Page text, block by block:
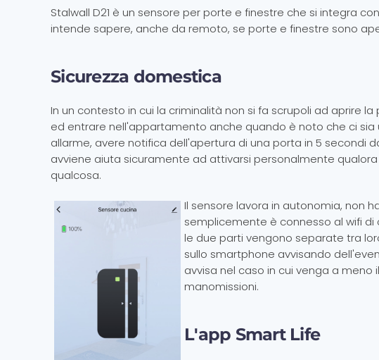
Stalwall D21 è un sensore per porte e finestre che si integra
intende sapere, anche da remoto, se porte e finestre sono
Sicurezza domestica
In un contesto in cui la criminalità non si fa scrupoli ad aprire
ed entrare nell'appartamento anche quando è noto che ci sia
allarme, avere notifica dell'apertura di una porta in 5 secondi
avviene aiuta sicuramente ad attivarsi personalmente
qualcosa.
Il sensore lavora in autonomia, non
semplicemente è connesso al wifi di
le due parti vengono separate tra
sullo smartphone avvisando
avvisa nel caso in cui venga a
manomissioni.
L'app Smart Life